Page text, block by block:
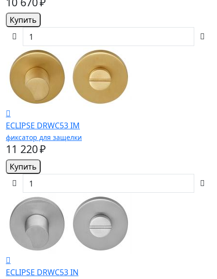
Купить
ECLIPSE DRWC53 IM
фиксатор для защелки
11 220 ₽
Купить
ECLIPSE DRWC53 IN